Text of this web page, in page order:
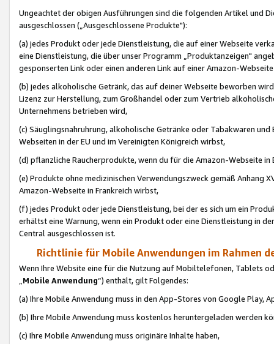
Ungeachtet der obigen Ausführungen sind die folgenden Artikel und
ausgeschlossen („Ausgeschlossene Produkte"):
(a) jedes Produkt oder jede Dienstleistung, die auf einer Webseite
eine Dienstleistung, die über unser Programm „Produktanzeigen"
gesponserten Link oder einen anderen Link auf einer Amazon-
(b) jedes alkoholische Getränk, das auf deiner Webseite beworben
Lizenz zur Herstellung, zum Großhandel oder zum Vertrieb
Unternehmens betrieben wird,
(c) Säuglingsnahruhrung, alkoholische Getränke oder Tabakwaren
Webseiten in der EU und im Vereinigten Königreich wirbst,
(d) pflanzliche Raucherprodukte, wenn du für die Amazon-Webseite in
(e) Produkte ohne medizinischen Verwendungszweck gemäß Anhang
Amazon-Webseite in Frankreich wirbst,
(f) jedes Produkt oder jede Dienstleistung, bei der es sich um ein
erhältst eine Warnung, wenn ein Produkt oder eine Dienstleistung in
Central ausgeschlossen ist.
Richtlinie für Mobile Anwendungen im Rahmen
Wenn Ihre Website eine für die Nutzung auf Mobiltelefonen, Tablets
„Mobile Anwendung“) enthält, gilt Folgendes:
(a) Ihre Mobile Anwendung muss in den App-Stores von Google Play,
(b) Ihre Mobile Anwendung muss kostenlos heruntergeladen werden
(c) Ihre Mobile Anwendung muss originäre Inhalte haben,